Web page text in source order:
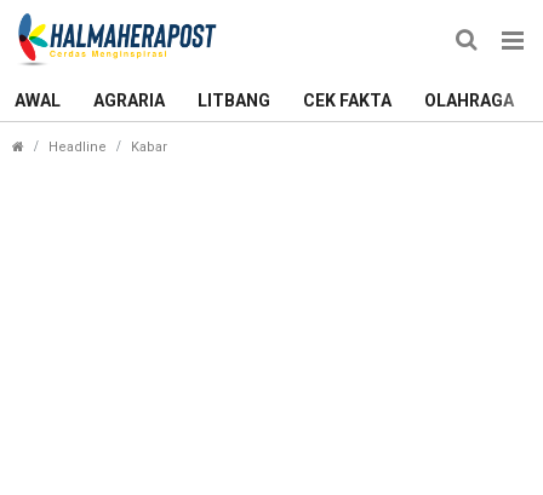
AWAL AGRARIA LITBANG CEK FAKTA OLAHRAGA
Headline Kabar